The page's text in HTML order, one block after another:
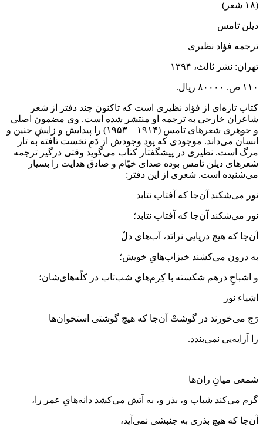
(۱۸ شعر)
دیلن تامس
ترجمه فؤاد نظیری
تهران: نشر ثالث، ۱۳۹۴
۱۱۰ ص. ۸۰۰۰۰ ریال.
کتاب تازه‌ای از فؤاد نظیری است که تاکنون چند دفتر از شعر
شاعران خارجی به ترجمه او منتشر شده است. وی مضمون اصلی
و جوهری شعرهای تامس (۱۹۱۴ – ۱۹۵۳) را پیدایش و زایشِ جنین و
انسان می‌داند. موجودی که پودِ وجودش از دَمِ نخست تافته به تار
مرگ است. نظیری در پیشگفتار کتاب می‌گوید وقتی درگیر ترجمه
شعرهای دیلن تامس بوده صدای خیّام و صادق هدایت را بسیار
می‌شنیده است. شعری از این دفتر:
نور می‌شکند آن‌جا که آفتاب نتابد
نور می‌شکند آن‌جا که آفتاب نتابد؛
آن‌جا که هیچ دریایی نرانَد، آب‌های دلْ
به درون می‌کشند خیزاب‌هایِ خویش؛
و اشباحِ درهم شکسته با کِرم‌هایِ شب‌تاب در کلّه‌های‌شان؛
اشیاء نور
رَج می‌خورند در گوشتْ آن‌جا که هیچ گوشتی استخوان‌ها
را آرایه‌یی نمی‌بندد.
شمعی میانِ ران‌ها
گرم می‌کند شباب و، بذر و، به آتش می‌کشد دانه‌هایِ عمر را،
آن‌جا که هیچ بذری به جنبشی نمی‌آید،